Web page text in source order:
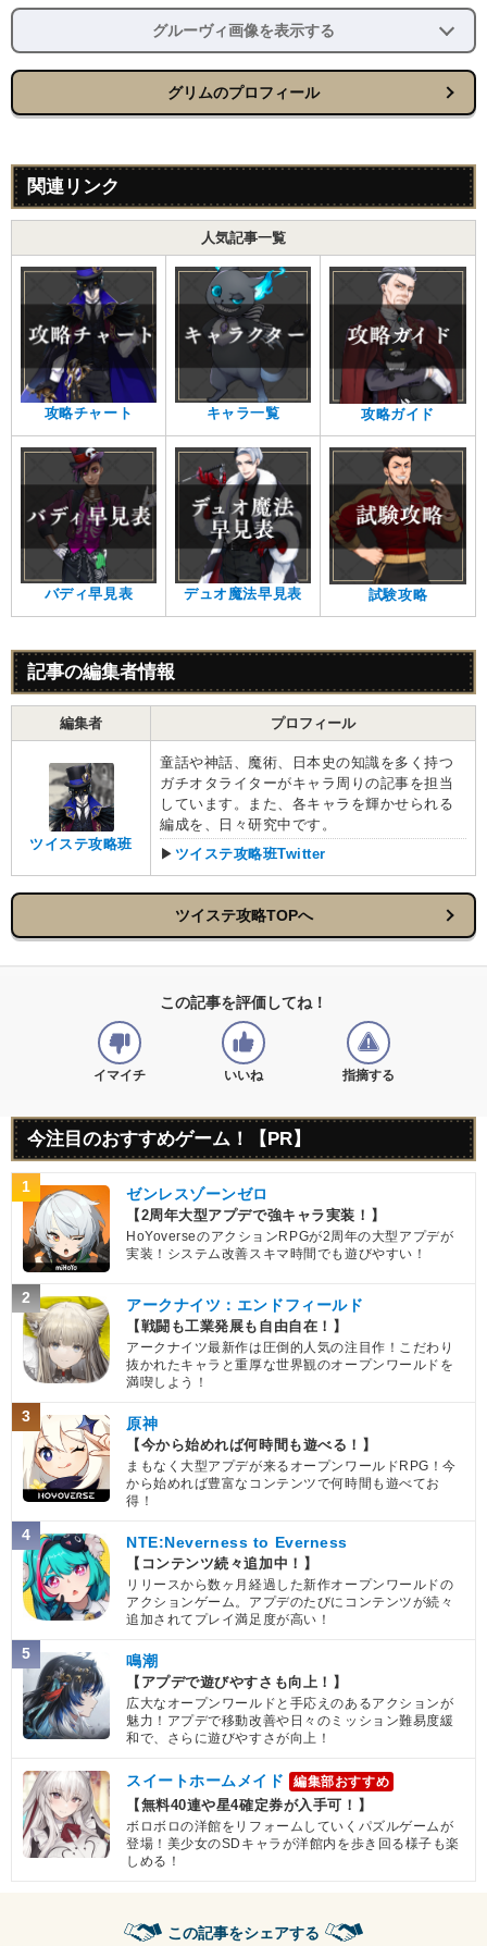
グルーヴィ画像を表示する
グリムのプロフィール
関連リンク
人気記事一覧
攻略チャート キャラ一覧 攻略ガイド
バディ早見表 デュオ魔法早見表 試験攻略
記事の編集者情報
編集者 プロフィール
ツイステ攻略班
童話や神話、魔術、日本史の知識を多く持つ
ガチオタライターがキャラ周りの記事を担当
しています。また、各キャラを輝かせられる
編成を、日々研究中です。
▶ ツイステ攻略班Twitter
ツイステ攻略TOPへ
この記事を評価してね！
イマイチ いいね 指摘する
今注目のおすすめゲーム！【PR】
1 ゼンレスゾーンゼロ
【2周年大型アプデで強キャラ実装！】
HoYoverseのアクションRPGが2周年の大型アプデが
実装！システム改善スキマ時間でも遊びやすい！
2 アークナイツ：エンドフィールド
【戦闘も工業発展も自由自在！】
アークナイツ最新作は圧倒的人気の注目作！こだわり
抜かれたキャラと重厚な世界観のオープンワールドを
満喫しよう！
3 原神
【今から始めれば何時間も遊べる！】
まもなく大型アプデが来るオープンワールドRPG！今
から始めれば豊富なコンテンツで何時間も遊べてお
得！
4 NTE:Neverness to Everness
【コンテンツ続々追加中！】
リリースから数ヶ月経過した新作オープンワールドの
アクションゲーム。アプデのたびにコンテンツが続々
追加されてプレイ満足度が高い！
5 鳴潮
【アプデで遊びやすさも向上！】
広大なオープンワールドと手応えのあるアクションが
魅力！アプデで移動改善や日々のミッション難易度緩
和で、さらに遊びやすさが向上！
スイートホームメイド 編集部おすすめ
【無料40連や星4確定券が入手可！】
ボロボロの洋館をリフォームしていくパズルゲームが
登場！美少女のSDキャラが洋館内を歩き回る様子も楽
しめる！
この記事をシェアする